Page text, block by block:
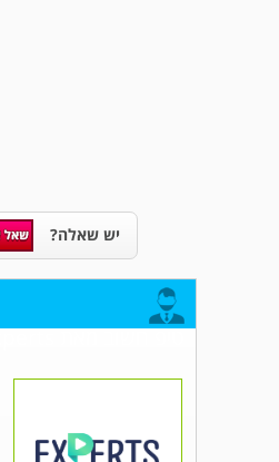
יש שאלה?
טיפ חשוב מאת experts הדרכת הורים